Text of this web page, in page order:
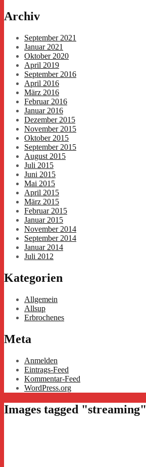
Archiv
September 2021
Januar 2021
Oktober 2020
April 2019
September 2016
April 2016
März 2016
Februar 2016
Januar 2016
Dezember 2015
November 2015
Oktober 2015
September 2015
August 2015
Juli 2015
Juni 2015
Mai 2015
April 2015
März 2015
Februar 2015
Januar 2015
November 2014
September 2014
Januar 2014
Juli 2012
Kategorien
Allgemein
Allsup
Erbrochenes
Meta
Anmelden
Eintrags-Feed
Kommentar-Feed
WordPress.org
Images tagged "streaming"